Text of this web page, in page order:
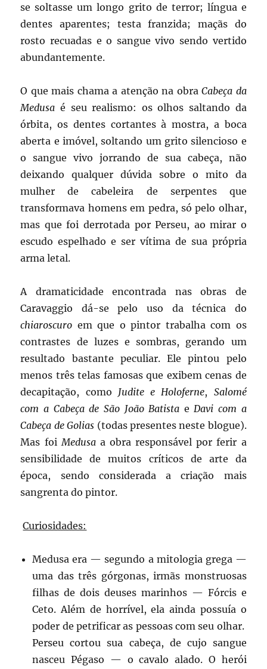
se soltasse um longo grito de terror; língua e
dentes aparentes; testa franzida; maçãs do
rosto recuadas e o sangue vivo sendo vertido
abundantemente.
O que mais chama a atenção na obraCabeça da
Medusa é seu realismo: os olhos saltando da
órbita, os dentes cortantes à mostra, a boca
aberta e imóvel, soltando um grito silencioso e
o sangue vivo jorrando de sua cabeça, não
deixando qualquer dúvida sobre o mito da
mulher de cabeleira de serpentes que
transformava homens em pedra, só pelo olhar,
mas que foi derrotada por Perseu, ao mirar o
escudo espelhado e ser vítima de sua própria
arma letal.
A dramaticidade encontrada nas obras de
Caravaggio dá-se pelo uso da técnica do
chiaroscuro em que o pintor trabalha com os
contrastes de luzes e sombras, gerando um
resultado bastante peculiar. Ele pintou pelo
menos três telas famosas que exibem cenas de
decapitação, como Judite e Holoferne, Salomé
com a Cabeça de São João Batista e Davi com a
Cabeça de Golias (todas presentes neste blogue).
Mas foi Medusaa obra responsável por ferir a
sensibilidade de muitos críticos de arte da
época, sendo considerada a criação mais
sangrenta do pintor.
Curiosidades:
Medusa era — segundo a mitologia grega —
uma das três górgonas, irmãs monstruosas
filhas de dois deuses marinhos — Fórcis e
Ceto. Além de horrível, ela ainda possuía o
poder de petrificar as pessoas com seu olhar.
Perseu cortou sua cabeça, de cujo sangue
nasceu Pégaso — o cavalo alado. O herói